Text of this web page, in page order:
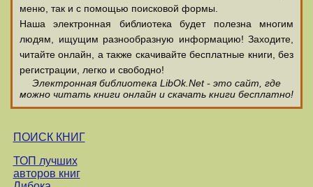
меню, так и с помощью поисковой формы.
Наша электронная библиотека будет полезна многим
людям, ищущим разнообразную информацию! Заходите,
читайте онлайн, а также скачивайте бесплатные книги, без
регистрации, легко и свободно!
Электронная библиотека LibOk.Net - это сайт, где
можно читать книги онлайн и скачать книги бесплатно!
ПОИСК КНИГ
ТОП лучших
авторов книг